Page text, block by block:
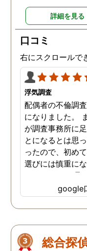
詳細を見る
口コミ
右にスクロールで
浮気調査
配偶者の不倫調
になりました。
が調査事務所に
とになるとは思
ったので、初め
選びには慎重に
た。 ネットで見
頼と実績があり
いここに決めま
の方は親身にな
大変助けていただ
た。 依頼料も、
google
総合探